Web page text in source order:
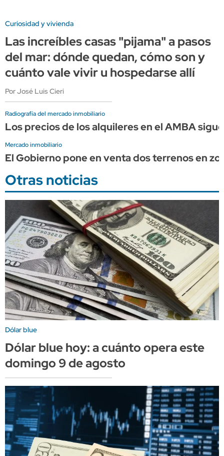
Curiosidad y vivienda
Las increíbles casas "pijama" a pasos
del mar: dónde quedan, cómo son y
cuánto vale vivir u hospedarse allí
Por José Luis Cieri
Radiografía del mercado inmobiliario
Los precios de los alquileres en el AMBA
Mercado inmobiliario
El Gobierno pone en venta dos terrenos en
Otras noticias
Dólar blue
Dólar blue hoy: a cuánto opera este
domingo 9 de agosto